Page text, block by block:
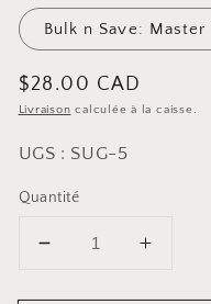
Bulk n Save:
Prix
​​
$28.00 CAD
Livraison calculée à la caisse.
UGS : SUG-5
Quantité
Diminuer